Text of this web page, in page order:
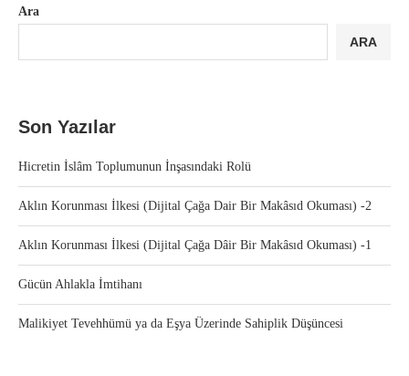
Ara
ARA
Son Yazılar
Hicretin İslâm Toplumunun İnşasındaki Rolü
Aklın Korunması İlkesi (Dijital Çağa Dair Bir Makâsıd Okuması) -2
Aklın Korunması İlkesi (Dijital Çağa Dâir Bir Makâsıd Okuması) -1
Gücün Ahlakla İmtihanı
Malikiyet Tevehhümü ya da Eşya Üzerinde Sahiplik Düşüncesi